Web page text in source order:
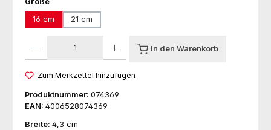
16 cm
21 cm
In den Warenkorb
Zum Merkzettel hinzufügen
Produktnummer: 074369
EAN: 4006528074369
Breite: 4,3 cm